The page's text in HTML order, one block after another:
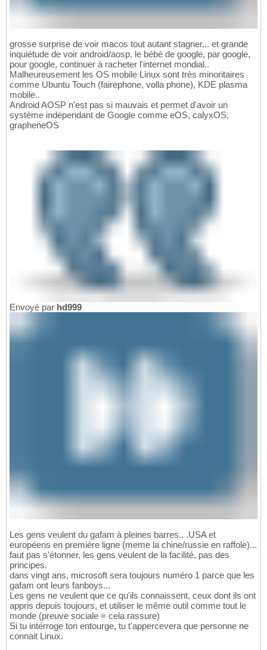
grosse surprise de voir macos tout autant stagner... et grande
inquiétude de voir android/aosp, le bébé de google, par google,
pour google, continuer à racheter l'internet mondial..
Malheureusement les OS mobile Linux sont très minoritaires
comme Ubuntu Touch (fairephone, volla phone), KDE plasma
mobile..
Android AOSP n'est pas si mauvais et permet d'avoir un
système indépendant de Google comme eOS, calyxOS,
grapheneOS
Envoyé par hd999
Les gens veulent du gafam à pleines barres.. .USA et
européens en première ligne (meme la chine/russie en raffole)...
faut pas s'étonner, les gens veulent de la facilité, pas des
principes.
dans vingt ans, microsoft sera toujours numéro 1 parce que les
gafam ont leurs fanboys...
Les gens ne veulent que ce qu'ils connaissent, ceux dont ils ont
appris depuis toujours, et utiliser le même outil comme tout le
monde (preuve sociale = cela rassure)
Si tu intérroge ton entourge, tu t'appercevera que personne ne
connait Linux.